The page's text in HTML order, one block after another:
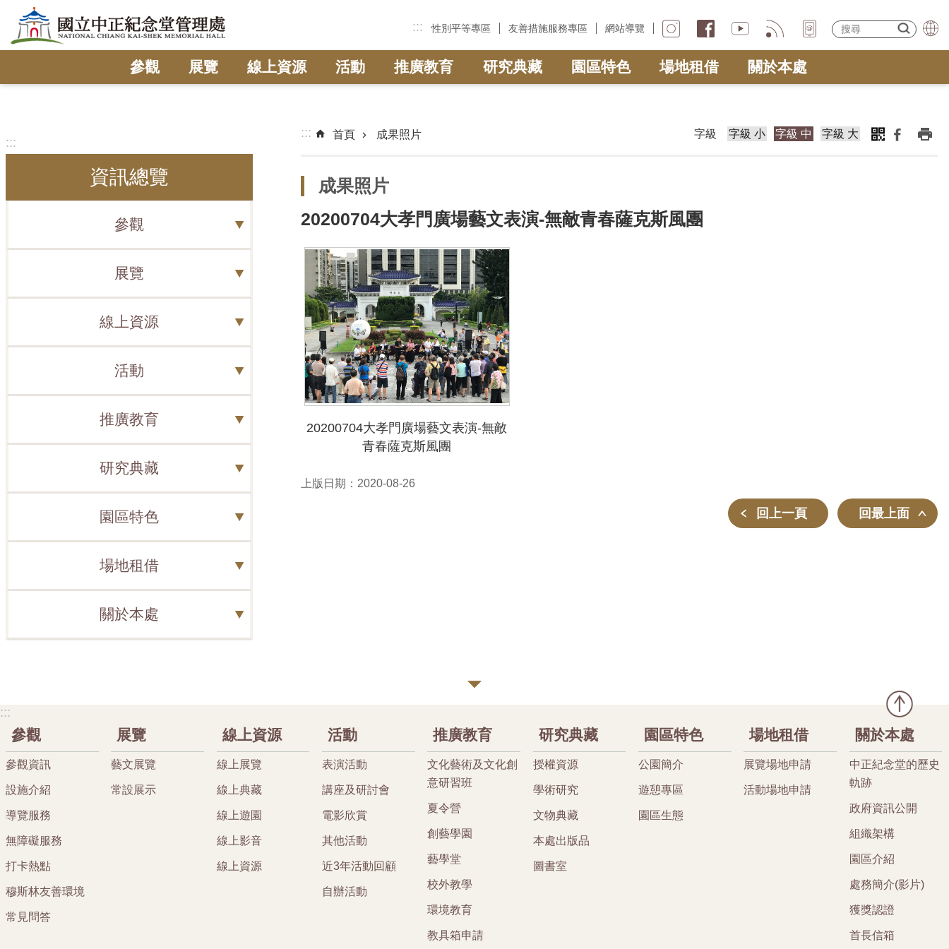
跳到主要內容區塊
::: 性別平等專區 友善措施服務專區 網站導覽
參觀 展覽 線上資源 活動 推廣教育 研究典藏 園區特色 場地租借 關於本處
:::
資訊總覽
參觀
展覽
線上資源
活動
推廣教育
研究典藏
園區特色
場地租借
關於本處
::: 首頁 成果照片 字級 字級 小 字級 中 字級 大
成果照片
20200704大孝門廣場藝文表演-無敵青春薩克斯風團
20200704大孝門廣場藝文表演-無敵
青春薩克斯風團
上版日期：2020-08-26
回上一頁 回最上面
:::
參觀
參觀資訊
設施介紹
導覽服務
無障礙服務
打卡熱點
穆斯林友善環境
常見問答
展覽
藝文展覽
常設展示
線上資源
線上展覽
線上典藏
線上遊園
線上影音
線上資源
活動
表演活動
講座及研討會
電影欣賞
其他活動
近3年活動回顧
自辦活動
推廣教育
文化藝術及文化創
意研習班
夏令營
創藝學園
藝學堂
校外教學
環境教育
教具箱申請
研究典藏
授權資源
學術研究
文物典藏
本處出版品
圖書室
園區特色
公園簡介
遊憩專區
園區生態
場地租借
展覽場地申請
活動場地申請
關於本處
中正紀念堂的歷史
軌跡
政府資訊公開
組織架構
園區介紹
處務簡介(影片)
獲獎認證
首長信箱